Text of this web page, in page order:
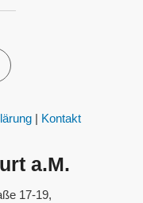
| Kontakt
a.M.
17-19,